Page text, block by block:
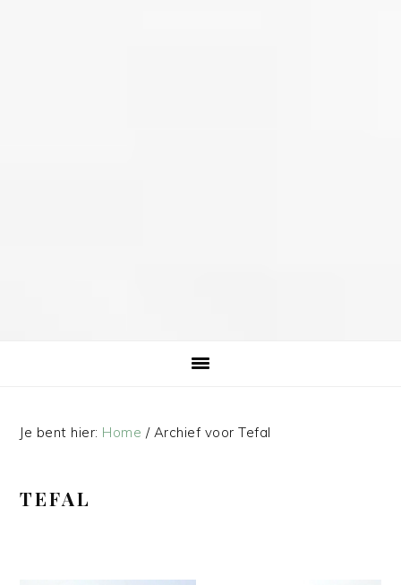
Je bent hier: Home /Archief voor Tefal
TEFAL